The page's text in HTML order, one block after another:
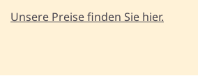
Unsere Preise finden Sie hier.